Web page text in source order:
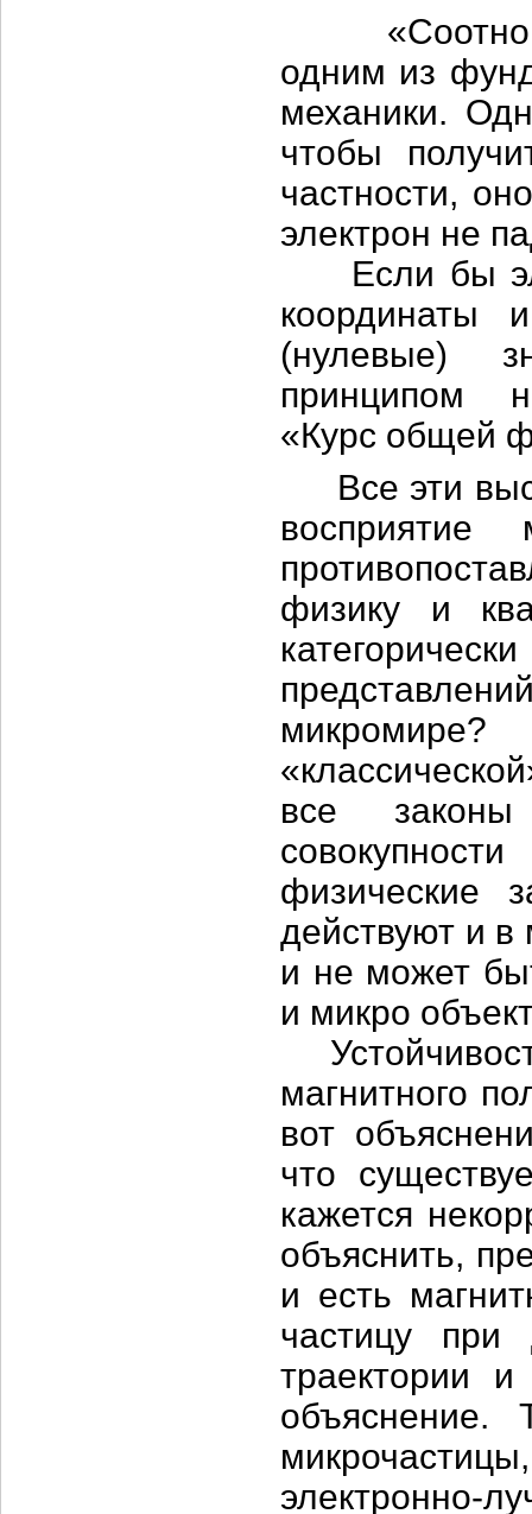
одним из
механики.
чтобы
частности,
электрон не
Если бы
координаты
(нулевые)
принципом
«Курс общей
Все эти
физику и
все
физические
действуют и
и не может
и микро
магнитного
вот
что
кажется
объяснить,
и есть
частицу при
траектории
электронно-